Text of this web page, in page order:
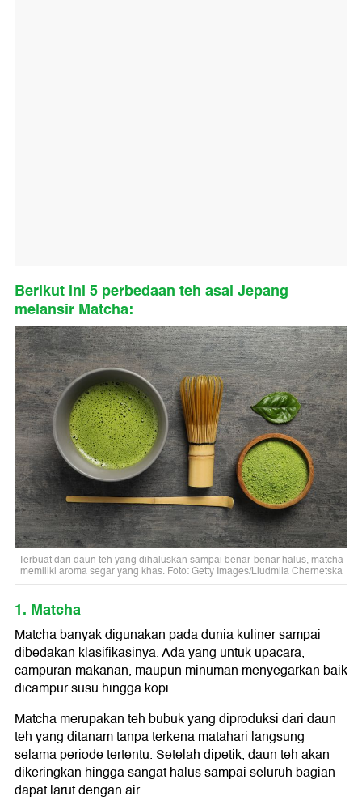
Berikut ini 5 perbedaan teh asal Jepang
melansir Matcha:
Terbuat dari daun teh yang dihaluskan sampai benar-benar halus, matcha
memiliki aroma segar yang khas. Foto: Getty Images/Liudmila Chernetska
1. Matcha
Matcha banyak digunakan pada dunia kuliner sampai
dibedakan klasifikasinya. Ada yang untuk upacara,
campuran makanan, maupun minuman menyegarkan baik
dicampur susu hingga kopi.
Matcha merupakan teh bubuk yang diproduksi dari daun
teh yang ditanam tanpa terkena matahari langsung
selama periode tertentu. Setelah dipetik, daun teh akan
dikeringkan hingga sangat halus sampai seluruh bagian
dapat larut dengan air.